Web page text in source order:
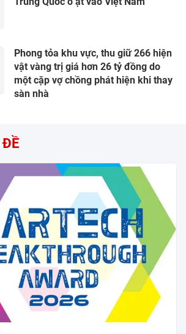
Phong tỏa khu vực, thu giữ 266 hiện
vật vàng trị giá hơn 26 tỷ đồng do
một cặp vợ chồng phát hiện khi thay
sàn nhà
ĐỀ